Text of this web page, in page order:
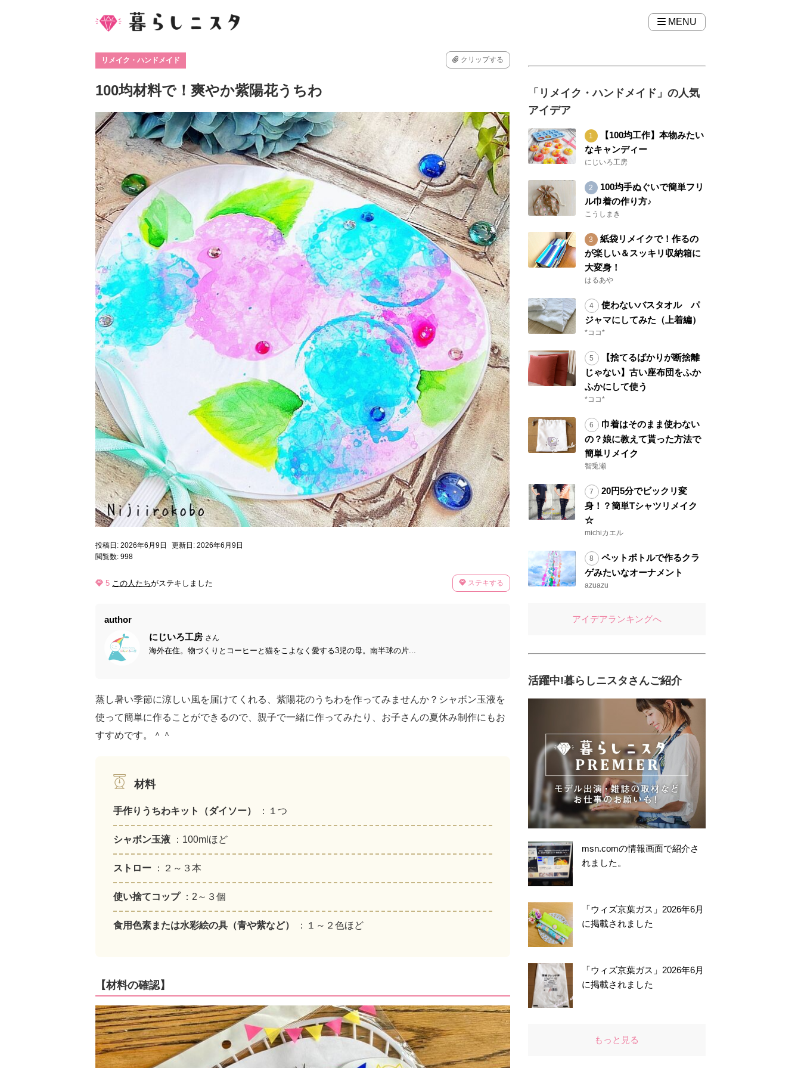
MENU
リメイク・ハンドメイド クリップする
100均材料で！爽やか紫陽花うちわ
投稿日: 2026年6月9日
更新日: 2026年6月9日
閲覧数: 998
5 この人たちがステキしました ステキする
author
にじいろ工房 さん
海外在住。物づくりとコーヒーと猫をこよなく愛する3児の母。南半球の片...
蒸し暑い季節に涼しい風を届けてくれる、紫陽花のうちわを作ってみませんか？シャボン玉液を
使って簡単に作ることができるので、親子で一緒に作ってみたり、お子さんの夏休み制作にもお
すすめです。＾＾
材料
手作りうちわキット（ダイソー） ：１つ
シャボン玉液 ：100mlほど
ストロー ：２～３本
使い捨てコップ ：2～３個
食用色素または水彩絵の具（青や紫など） ：１～２色ほど
【材料の確認】
「リメイク・ハンドメイド」の人気
アイデア
【100均工作】本物みたい
なキャンディー
にじいろ工房
100均手ぬぐいで簡単フリ
ル巾着の作り方♪
こうしまき
紙袋リメイクで！作るの
が楽しい＆スッキリ収納箱に
大変身！
はるあや
使わないバスタオル パ
ジャマにしてみた（上着編）
*ココ*
【捨てるばかりが断捨離
じゃない】古い座布団をふか
ふかにして使う
*ココ*
巾着はそのまま使わない
の？娘に教えて貰った方法で
簡単リメイク
智兎瀬
20円5分でビックリ変
身！？簡単Tシャツリメイク
☆
michiカエル
ペットボトルで作るクラ
ゲみたいなオーナメント
azuazu
アイデアランキングへ
活躍中!暮らしニスタさんご紹介
msn.comの情報画面で紹介さ
れました。
「ウィズ京葉ガス」2026年6月
に掲載されました
「ウィズ京葉ガス」2026年6月
に掲載されました
もっと見る